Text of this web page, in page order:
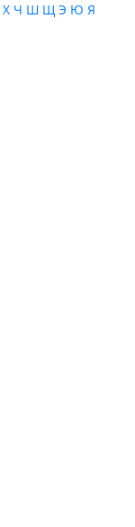
Х Ч Ш Щ Э Ю Я